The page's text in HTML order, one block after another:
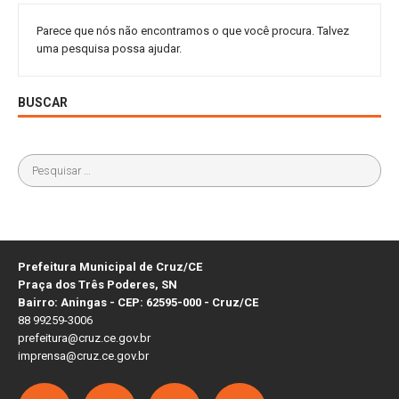
Parece que nós não encontramos o que você procura. Talvez
uma pesquisa possa ajudar.
BUSCAR
Prefeitura Municipal de Cruz/CE
Praça dos Três Poderes, SN
Bairro: Aningas - CEP: 62595-000 - Cruz/CE
88 99259-3006
prefeitura@cruz.ce.gov.br
imprensa@cruz.ce.gov.br